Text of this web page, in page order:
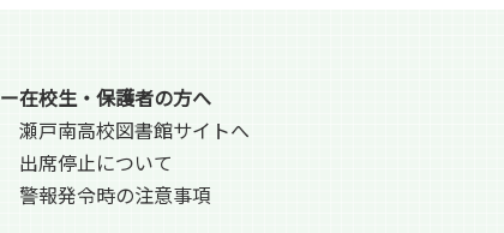
ー在校生・保護者の方へ
瀬戸南高校図書館サイトへ
出席停止について
警報発令時の注意事項